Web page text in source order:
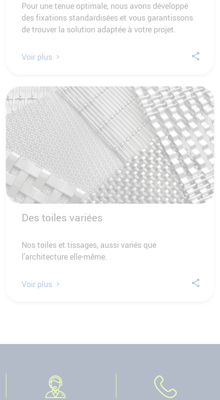
Pour une tenue optimale, nous avons développé
des fixations standardisées et vous garantissons
de trouver la solution adaptée à votre projet.
Voir plus
Des toiles variées
Nos toiles et tissages, aussi variés que
l’architecture elle-même.
Voir plus